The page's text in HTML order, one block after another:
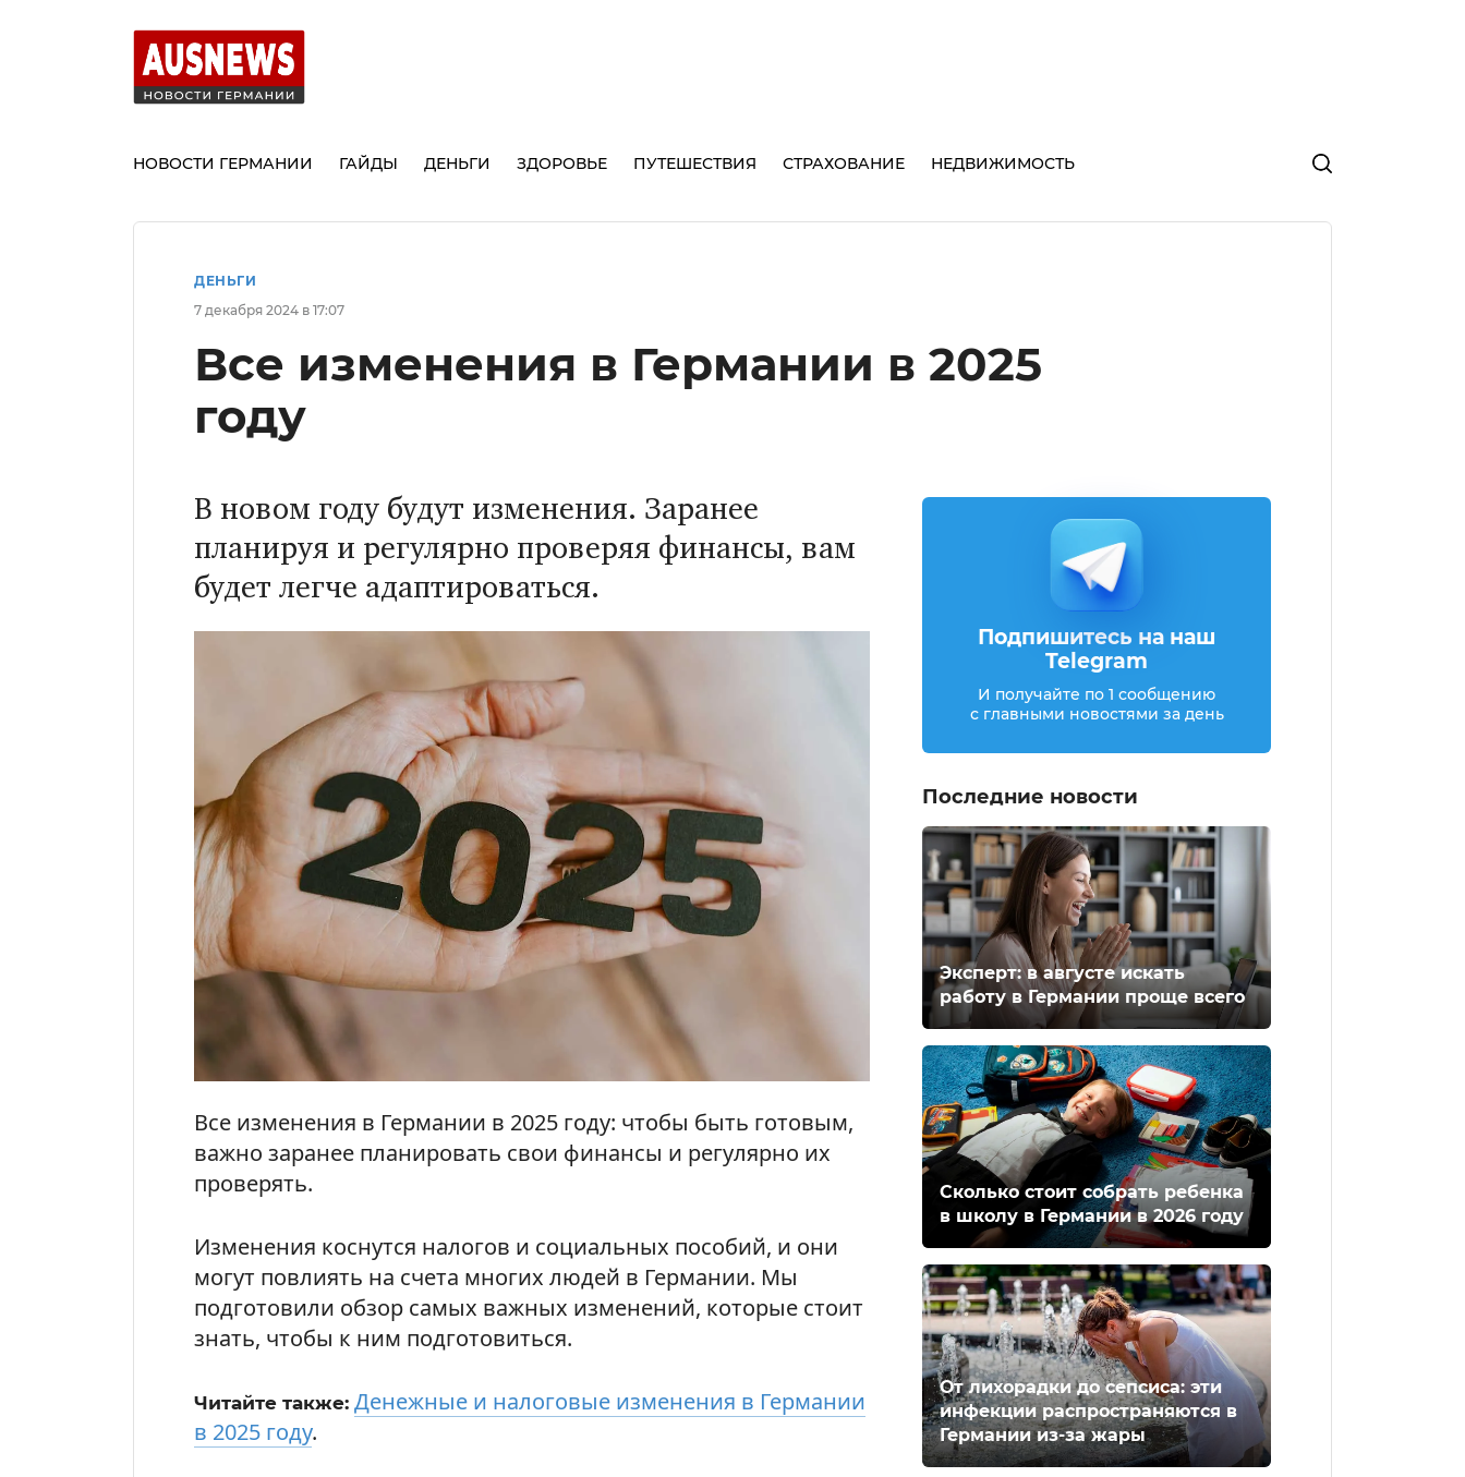
НОВОСТИ ГЕРМАНИИ ГАЙДЫ ДЕНЬГИ ЗДОРОВЬЕ ПУТЕШЕСТВИЯ СТРАХОВАНИЕ НЕДВИЖИМОСТЬ
ДЕНЬГИ
7 декабря 2024 в 17:07
Все изменения в Германии в 2025
году
В новом году будут изменения. Заранее
планируя и регулярно проверяя финансы, вам
будет легче адаптироваться.
Все изменения в Германии в 2025 году: чтобы быть готовым,
важно заранее планировать свои финансы и регулярно их
проверять.
Изменения коснутся налогов и социальных пособий, и они
могут повлиять на счета многих людей в Германии. Мы
подготовили обзор самых важных изменений, которые стоит
знать, чтобы к ним подготовиться.
Читайте также: Денежные и налоговые изменения в Германии
в 2025 году.
Подпишитесь на наш
Telegram
И получайте по 1 сообщению
с главными новостями за день
Последние новости
Эксперт: в августе искать
работу в Германии проще всего
Сколько стоит собрать ребенка
в школу в Германии в 2026 году
От лихорадки до сепсиса: эти
инфекции распространяются в
Германии из-за жары